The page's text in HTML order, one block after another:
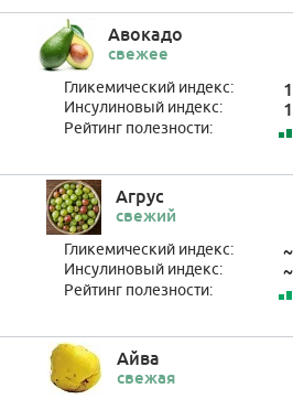
Авокадо
свежее
Гликемический индекс:
Инсулиновый индекс:
Рейтинг полезности:
Агрус
свежий
Гликемический индекс: ~
Инсулиновый индекс: ~
Рейтинг полезности:
Айва
свежая